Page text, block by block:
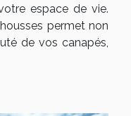
espace de vie.
permet non
de vos canapés,